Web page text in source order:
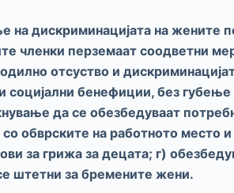
на дискриминацијата на жените
членки перземаат соодветни
отсуство и
бенефиции, без
да се обезбедуваат
обврските на работното место
за грижа за децата; г)
штетни за бремените жени.